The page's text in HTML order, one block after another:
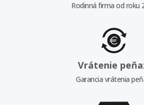
Rodinná firma od roku
Vrátenie
Garancia vrátenia